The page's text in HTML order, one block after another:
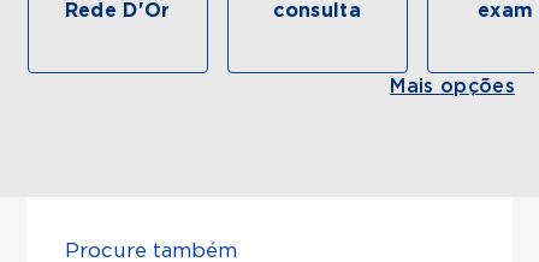
Rede D'Or
consulta
Mais opções
Procure também